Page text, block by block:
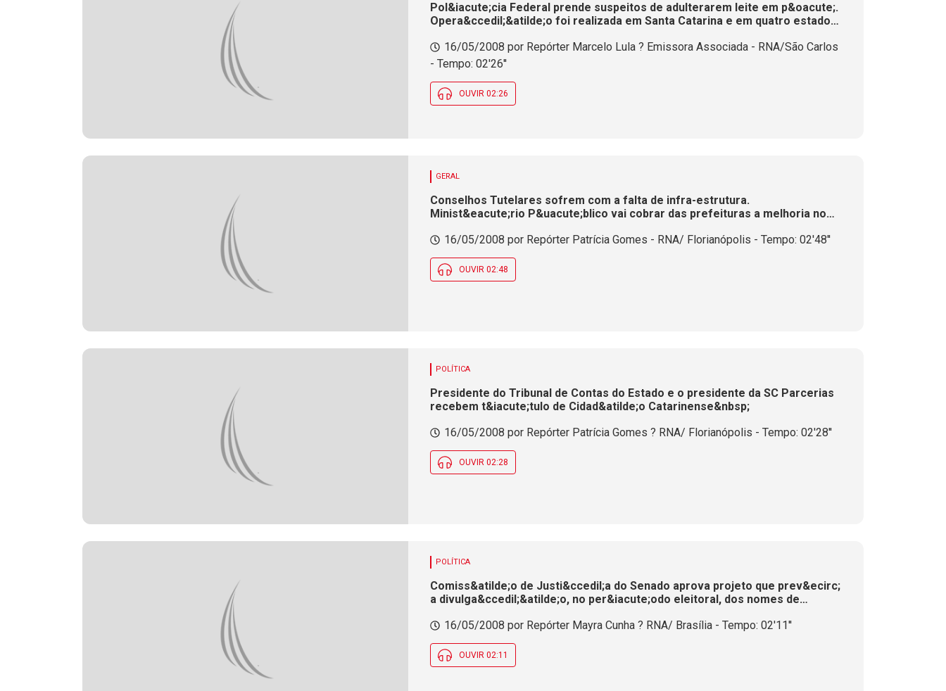
Pol&iacute;cia Federal prende suspeitos de adulterarem leite em p&oacute;.
Opera&ccedil;&atilde;o foi realizada em Santa Catarina e em quatro estados
16/05/2008 por Repórter Marcelo Lula ? Emissora Associada - RNA/São Carlos
- Tempo: 02'26''
OUVIR 02:26
GERAL
Conselhos Tutelares sofrem com a falta de infra-estrutura.
Minist&eacute;rio P&uacute;blico vai cobrar das prefeituras a melhoria no
16/05/2008 por Repórter Patrícia Gomes - RNA/ Florianópolis - Tempo: 02'48''
OUVIR 02:48
POLÍTICA
Presidente do Tribunal de Contas do Estado e o presidente da SC Parcerias
recebem t&iacute;tulo de Cidad&atilde;o Catarinense&nbsp;
16/05/2008 por Repórter Patrícia Gomes ? RNA/ Florianópolis - Tempo: 02'28''
OUVIR 02:28
POLÍTICA
Comiss&atilde;o de Justi&ccedil;a do Senado aprova projeto que prev&ecirc;
a divulga&ccedil;&atilde;o, no per&iacute;odo eleitoral, dos nomes de
16/05/2008 por Repórter Mayra Cunha ? RNA/ Brasília - Tempo: 02'11''
OUVIR 02:11